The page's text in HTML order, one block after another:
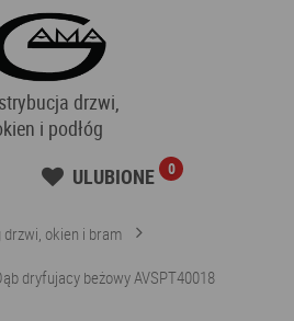
drzwi,
i podłóg
ULUBIONE 0
drzwi, okien i bram
dryfujacy beżowy AVSPT40018